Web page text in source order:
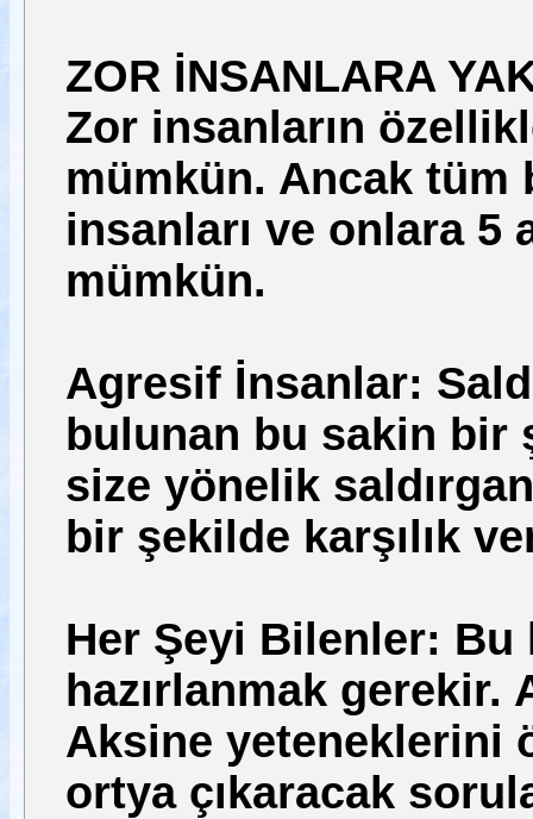
ZOR İNSANLARA
Zor insanların
mümkün. Ancak tüm
insanları ve onlara 5
mümkün.
Agresif İnsanlar:
bulunan bu sakin bir
size yönelik
bir şekilde karşılık
Her Şeyi Bilenler:
hazırlanmak gerekir.
Aksine yeteneklerini
ortya çıkaracak